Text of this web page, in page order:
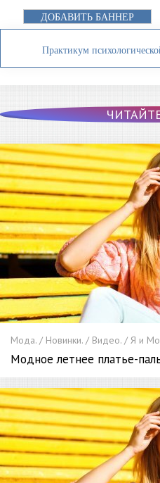
ДОБАВИТЬ БАННЕР
Практикум
Мода. / Новинки. / Видео. / Я и
Модное летнее платье-